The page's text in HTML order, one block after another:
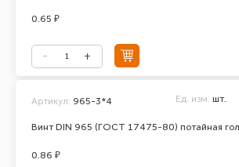
0.65 ₽
Винт DIN 965 (ГОСТ 17475-80) потайная
Артикул: 965-3*4 Ед. изм. шт.
0.86 ₽